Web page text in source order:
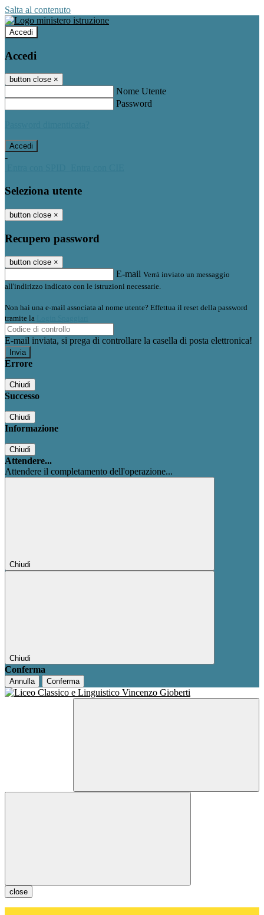
Salta al contenuto
Accedi
Accedi
button close ×
Nome Utente
Password
-
Seleziona utente
button close ×
Recupero password
button close ×
E-mail Verrà inviato un messaggio
all'indirizzo indicato con le istruzioni necessarie.
Non hai una e-mail associata al nome utente? Effettua il reset della password
tramite la
E-mail inviata, si prega di controllare la casella di posta elettronica!
Errore
Chiudi
Successo
Chiudi
Informazione
Chiudi
Attendere...
Attendere il completamento dell'operazione...
Chiudi
Chiudi
Conferma
Annulla Conferma
close